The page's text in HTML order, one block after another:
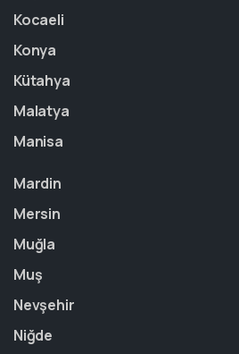
Kocaeli
Konya
Kütahya
Malatya
Manisa
Mardin
Mersin
Muğla
Muş
Nevşehir
Niğde